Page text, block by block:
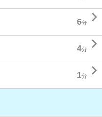
6分 
4分 
1分 